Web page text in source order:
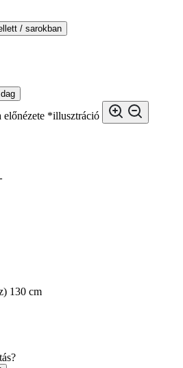
/ sarokban
*illusztráció
130 cm